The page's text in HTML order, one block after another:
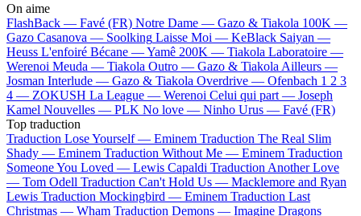
On aime
FlashBack — Favé (FR) Notre Dame — Gazo & Tiakola 100K —
Gazo Casanova — Soolking Laisse Moi — KeBlack Saiyan —
Heuss L'enfoiré Bécane —Yamê 200K — Tiakola Laboratoire —
Werenoi Meuda — Tiakola Outro — Gazo & Tiakola Ailleurs —
Josman Interlude — Gazo & Tiakola Overdrive — Ofenbach 1 2 3
4 — ZOKUSH La League — Werenoi Celui qui part — Joseph
Kamel Nouvelles — PLK No love — Ninho Urus — Favé (FR)
Top traduction
Traduction Lose Yourself — Eminem Traduction The Real Slim
Shady — Eminem Traduction Without Me — Eminem Traduction
Someone You Loved — Lewis Capaldi Traduction Another Love
— Tom Odell Traduction Can't Hold Us — Macklemore and Ryan
Lewis Traduction Mockingbird — Eminem Traduction Last
Christmas — Wham Traduction Demons — Imagine Dragons